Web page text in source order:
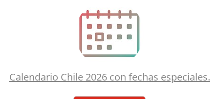
Calendario Chile 2026 con fechas especiales.